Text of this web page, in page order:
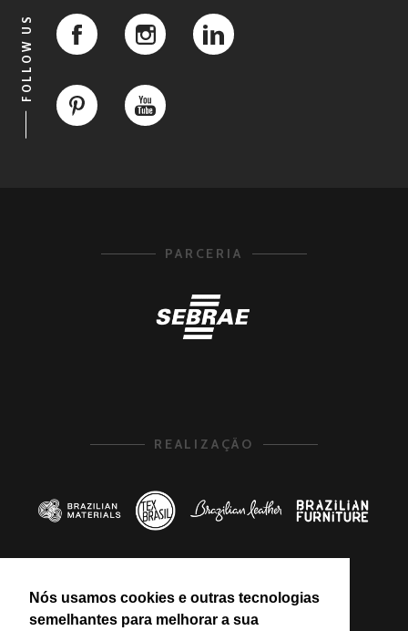
Nós usamos cookies e outras tecnologias
semelhantes para melhorar a sua
FOLLOW US
PARCERIA
REALIZAÇÃO
PROMOÇÃO